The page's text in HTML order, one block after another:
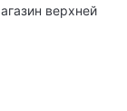
верхней